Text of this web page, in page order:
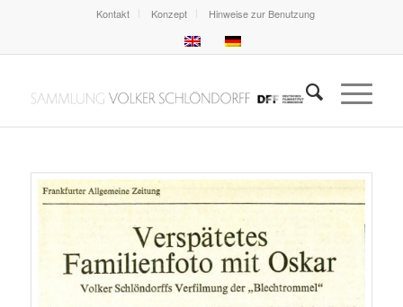
Kontakt Konzept Hinweise zur Benutzung